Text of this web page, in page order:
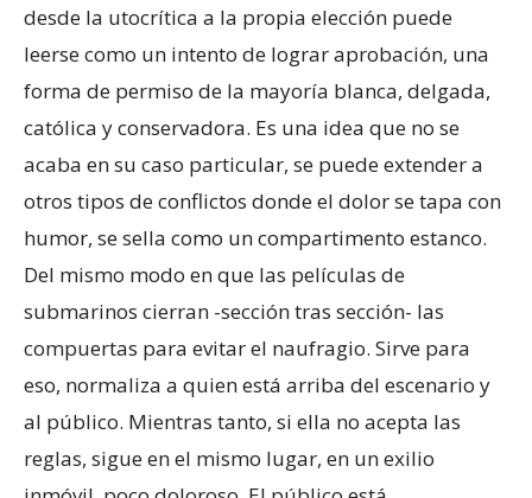
desde la utocrítica a la propia elección puede
leerse como un intento de lograr aprobación, una
forma de permiso de la mayoría blanca, delgada,
católica y conservadora. Es una idea que no se
acaba en su caso particular, se puede extender a
otros tipos de conflictos donde el dolor se tapa con
humor, se sella como un compartimento estanco.
Del mismo modo en que las películas de
submarinos cierran -sección tras sección- las
compuertas para evitar el naufragio. Sirve para
eso, normaliza a quien está arriba del escenario y
al público. Mientras tanto, si ella no acepta las
reglas, sigue en el mismo lugar, en un exilio